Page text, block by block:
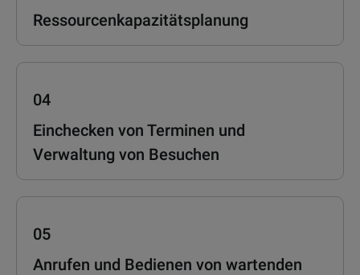
Ressourcenkapazitätsplanung
04
Einchecken von Terminen und
Verwaltung von Besuchen
05
Anrufen und Bedienen von wartenden